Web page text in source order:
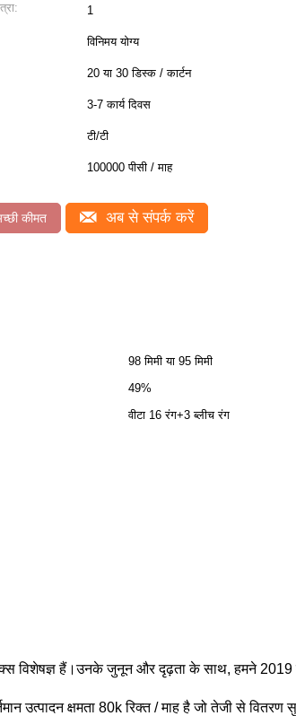
1
विनिमय योग्य
20 या 30 डिस्क / कार्टन
3-7 कार्य दिवस
टी/टी
100000 पीसी / माह
कीमत अब से संपर्क करें
98 मिमी या 95 मिमी
49%
वीटा 16 रंग+3 ब्लीच रंग
विशेषज्ञ हैं।उनके जुनून और दृढ़ता के साथ, हमने 2019
उत्पादन क्षमता 80k रिक्त / माह है जो तेजी से